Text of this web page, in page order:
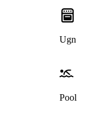
Ugn
Pool